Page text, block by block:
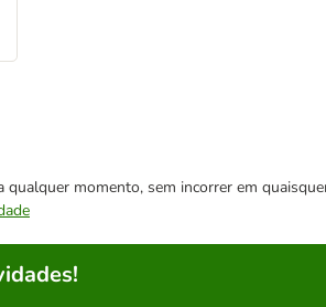
momento, sem incorrer em